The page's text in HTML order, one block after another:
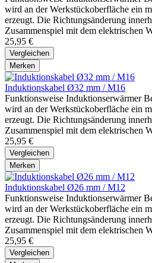
wird an der Werkstückoberfläche ein
erzeugt. Die Richtungsänderung
Zusammenspiel mit dem elektrischen
25,95 €
Vergleichen
Merken
Induktionskabel Ø32 mm / M16
Funktionsweise Induktionserwärmer
wird an der Werkstückoberfläche ein
erzeugt. Die Richtungsänderung
Zusammenspiel mit dem elektrischen
25,95 €
Vergleichen
Merken
Induktionskabel Ø26 mm / M12
Funktionsweise Induktionserwärmer
wird an der Werkstückoberfläche ein
erzeugt. Die Richtungsänderung
Zusammenspiel mit dem elektrischen
25,95 €
Vergleichen